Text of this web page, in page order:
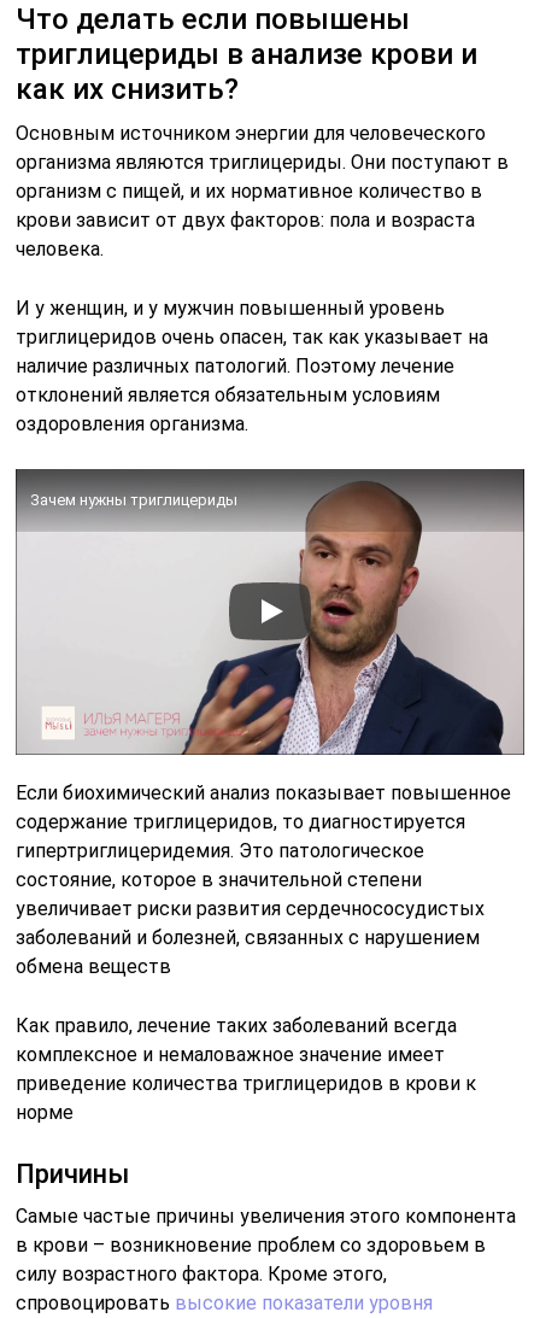
Что делать если повышены
триглицериды в анализе крови и
как их снизить?
Основным источником энергии для человеческого
организма являются триглицериды. Они поступают в
организм с пищей, и их нормативное количество в
крови зависит от двух факторов: пола и возраста
человека.
И у женщин, и у мужчин повышенный уровень
триглицеридов очень опасен, так как указывает на
наличие различных патологий. Поэтому лечение
отклонений является обязательным условиям
оздоровления организма.
Зачем нужны триглицериды
Если биохимический анализ показывает повышенное
содержание триглицеридов, то диагностируется
гипертриглицеридемия. Это патологическое
состояние, которое в значительной степени
увеличивает риски развития сердечнососудистых
заболеваний и болезней, связанных с нарушением
обмена веществ
Как правило, лечение таких заболеваний всегда
комплексное и немаловажное значение имеет
приведение количества триглицеридов в крови к
норме
Причины
Самые частые причины увеличения этого компонента
в крови – возникновение проблем со здоровьем в
силу возрастного фактора. Кроме этого,
спровоцировать высокие показатели уровня